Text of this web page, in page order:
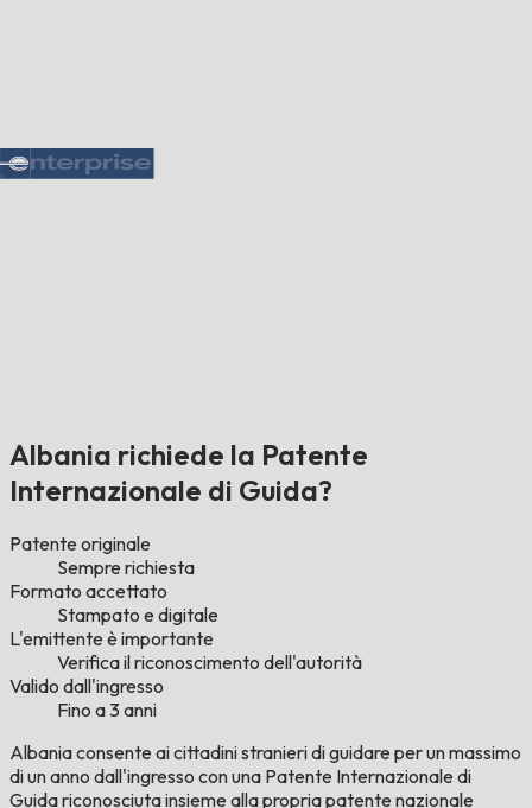
Albania richiede la Patente
Internazionale di Guida?
Patente originale
Sempre richiesta
Formato accettato
Stampato e digitale
L'emittente è importante
Verifica il riconoscimento dell'autorità
Valido dall'ingresso
Fino a 3 anni
Albania consente ai cittadini stranieri di guidare per un massimo
di un anno dall'ingresso con una Patente Internazionale di
Guida riconosciuta insieme alla propria patente nazionale